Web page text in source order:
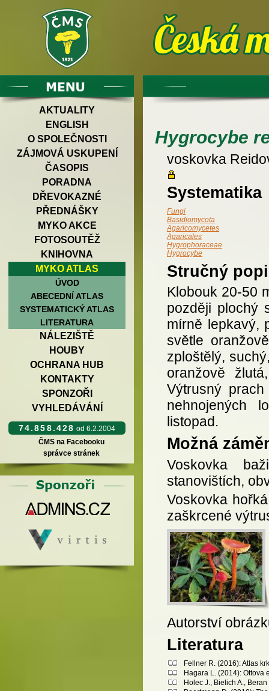
AKTUALITY
ENGLISH
O SPOLEČNOSTI
ZÁJMOVÁ USKUPENÍ
ČASOPIS
PORADNA
DŘEVOKAZNÉ
PŘEDNÁŠKY
MYKO AKCE
FOTOSOUTĚŽ
KNIHOVNA
MYKO ATLAS
ÚVOD
ABECEDNÍ ATLAS
SYSTEMATICKÝ ATLAS
LITERATURA
NÁLEZIŠTĚ
HOUBY
OCHRANA HUB
KONTAKTY
SPONZOŘI
VYHLEDÁVÁNÍ
74.858.428 od 6.2.2004
ČMS na Facebooku
správce stránek
Hygrocybe
voskovka
Systematika
Fungi
Basidiomycota
Agaricomycetes
Agaricales
Hygrophoraceae
Hygrocybe
Stručný
Klobouk 20‑50
později plochý
mírně lepkavý,
světle
zploštělý,
oranžově
Výtrusný
nehnojených
listopad.
Možná
Voskovka
stanovištích,
Voskovka
zaškrcené
Autorství
Literatura
Fellner R. (2016): Atlas
Hagara L. (2014): Ottova
Holec J., Bielich A.,